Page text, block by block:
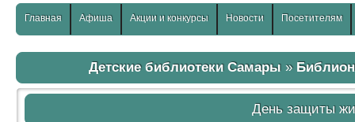
Главная Афиша Акции и конкурсы Новости Посетителям
Детские библиотеки Самары »
День защиты